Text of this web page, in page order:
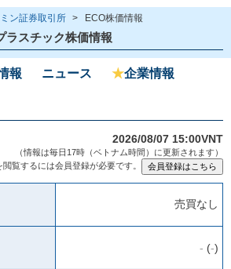
ン証券取引所 > ECO株価情報
ラスチック株価情報
報 ニュース ★企業情報
2026/08/07 15:00VNT
（情報は毎日17時（ベトナム時間）に更新されます）
閲覧するには会員登録が必要です。
売買なし
- (-)